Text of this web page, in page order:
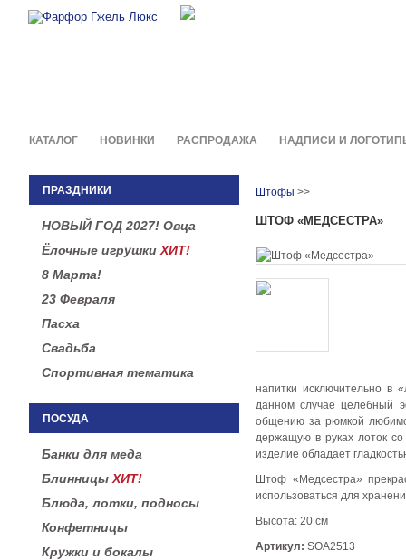
КАТАЛОГ НОВИНКИ РАСПРОДАЖА НАДПИСИ И
ПРАЗДНИКИ
НОВЫЙ ГОД 2027! Овца
Ёлочные игрушки ХИТ!
8 Марта!
23 Февраля
Пасха
Свадьба
Спортивная тематика
ПОСУДА
Банки для меда
Блинницы ХИТ!
Блюда, лотки, подносы
Конфетницы
Кружки и бокалы
Штофы >>
ШТОФ «МЕДСЕСТРА»
напитки исключительно в
данном случае целебный
общению за рюмкой
держащую в руках лоток
изделие обладает
Штоф «Медсестра»
использоваться для
Высота: 20 см
Артикул: SOA2513